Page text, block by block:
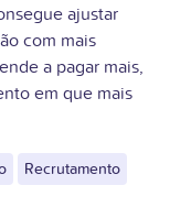
ajustar
com mais
a pagar mais,
em que mais
Recrutamento